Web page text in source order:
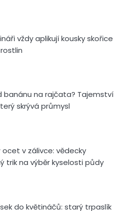
vždy aplikují kousky skořice
banánu na rajčata? Tajemství
skrývá průmysl
ocet v zálivce: vědecky
trik na výběr kyselosti půdy
do květináčů: starý trpaslík